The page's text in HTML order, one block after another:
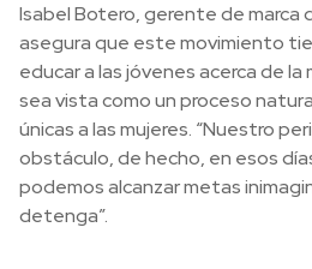
Isabel Botero, gerente de marca
asegura que este movimiento
educar a las jóvenes acerca de
sea vista como un proceso
únicas a las mujeres. “Nuestro
obstáculo, de hecho, en esos
podemos alcanzar metas
detenga”.